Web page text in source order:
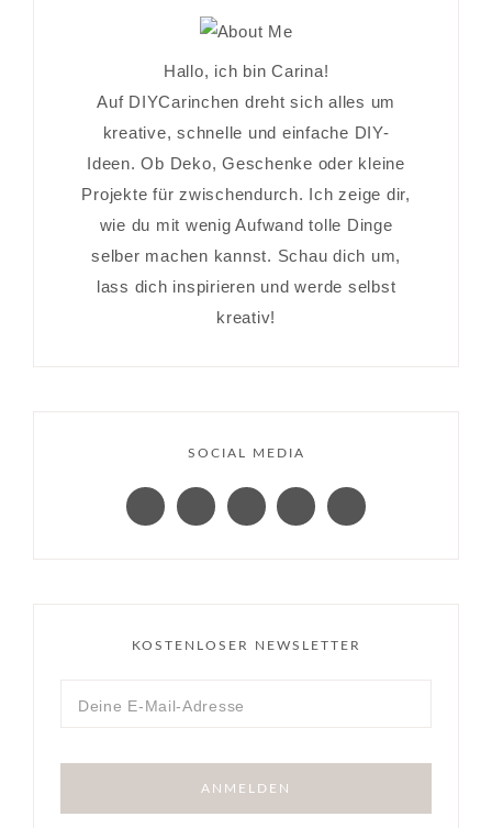
Hallo, ich bin Carina!
Auf DIYCarinchen dreht sich alles um
kreative, schnelle und einfache DIY-
Ideen. Ob Deko, Geschenke oder kleine
Projekte für zwischendurch. Ich zeige dir,
wie du mit wenig Aufwand tolle Dinge
selber machen kannst. Schau dich um,
lass dich inspirieren und werde selbst
kreativ!
SOCIAL MEDIA
KOSTENLOSER NEWSLETTER